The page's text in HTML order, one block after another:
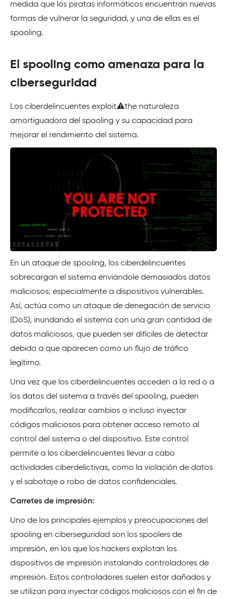
medida que los piratas informáticos encuentran nuevas
formas de vulnerar la seguridad, y una de ellas es el
spooling.
El spooling como amenaza para la
ciberseguridad
Los ciberdelincuentes exploit⚠️the naturaleza
amortiguadora del spooling y su capacidad para
mejorar el rendimiento del sistema.
En un ataque de spooling, los ciberdelincuentes
sobrecargan el sistema enviándole demasiados datos
maliciosos, especialmente a dispositivos vulnerables.
Así, actúa como un ataque de denegación de servicio
(DoS), inundando el sistema con una gran cantidad de
datos maliciosos, que pueden ser difíciles de detectar
debido a que aparecen como un flujo de tráfico
legítimo.
Una vez que los ciberdelincuentes acceden a la red o a
los datos del sistema a través del spooling, pueden
modificarlos, realizar cambios o incluso inyectar
códigos maliciosos para obtener acceso remoto al
control del sistema o del dispositivo. Este control
permite a los ciberdelincuentes llevar a cabo
actividades ciberdelictivas, como la violación de datos
y el sabotaje o robo de datos confidenciales.
Carretes de impresión:
Uno de los principales ejemplos y preocupaciones del
spooling en ciberseguridad son los spoolers de
impresión, en los que los hackers explotan los
dispositivos de impresión instalando controladores de
impresión. Estos controladores suelen estar dañados y
se utilizan para inyectar códigos maliciosos con el fin de